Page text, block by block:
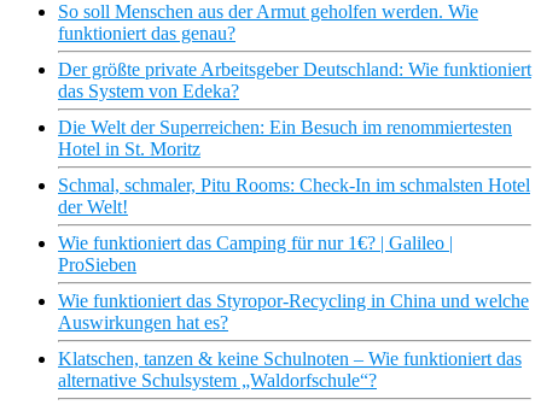
So soll Menschen aus der Armut geholfen werden. Wie
funktioniert das genau?
Der größte private Arbeitsgeber Deutschland: Wie funktioniert
das System von Edeka?
Die Welt der Superreichen: Ein Besuch im renommiertesten
Hotel in St. Moritz
Schmal, schmaler, Pitu Rooms: Check-In im schmalsten Hotel
der Welt!
Wie funktioniert das Camping für nur 1€? | Galileo |
ProSieben
Wie funktioniert das Styropor-Recycling in China und welche
Auswirkungen hat es?
Klatschen, tanzen & keine Schulnoten – Wie funktioniert das
alternative Schulsystem „Waldorfschule“?